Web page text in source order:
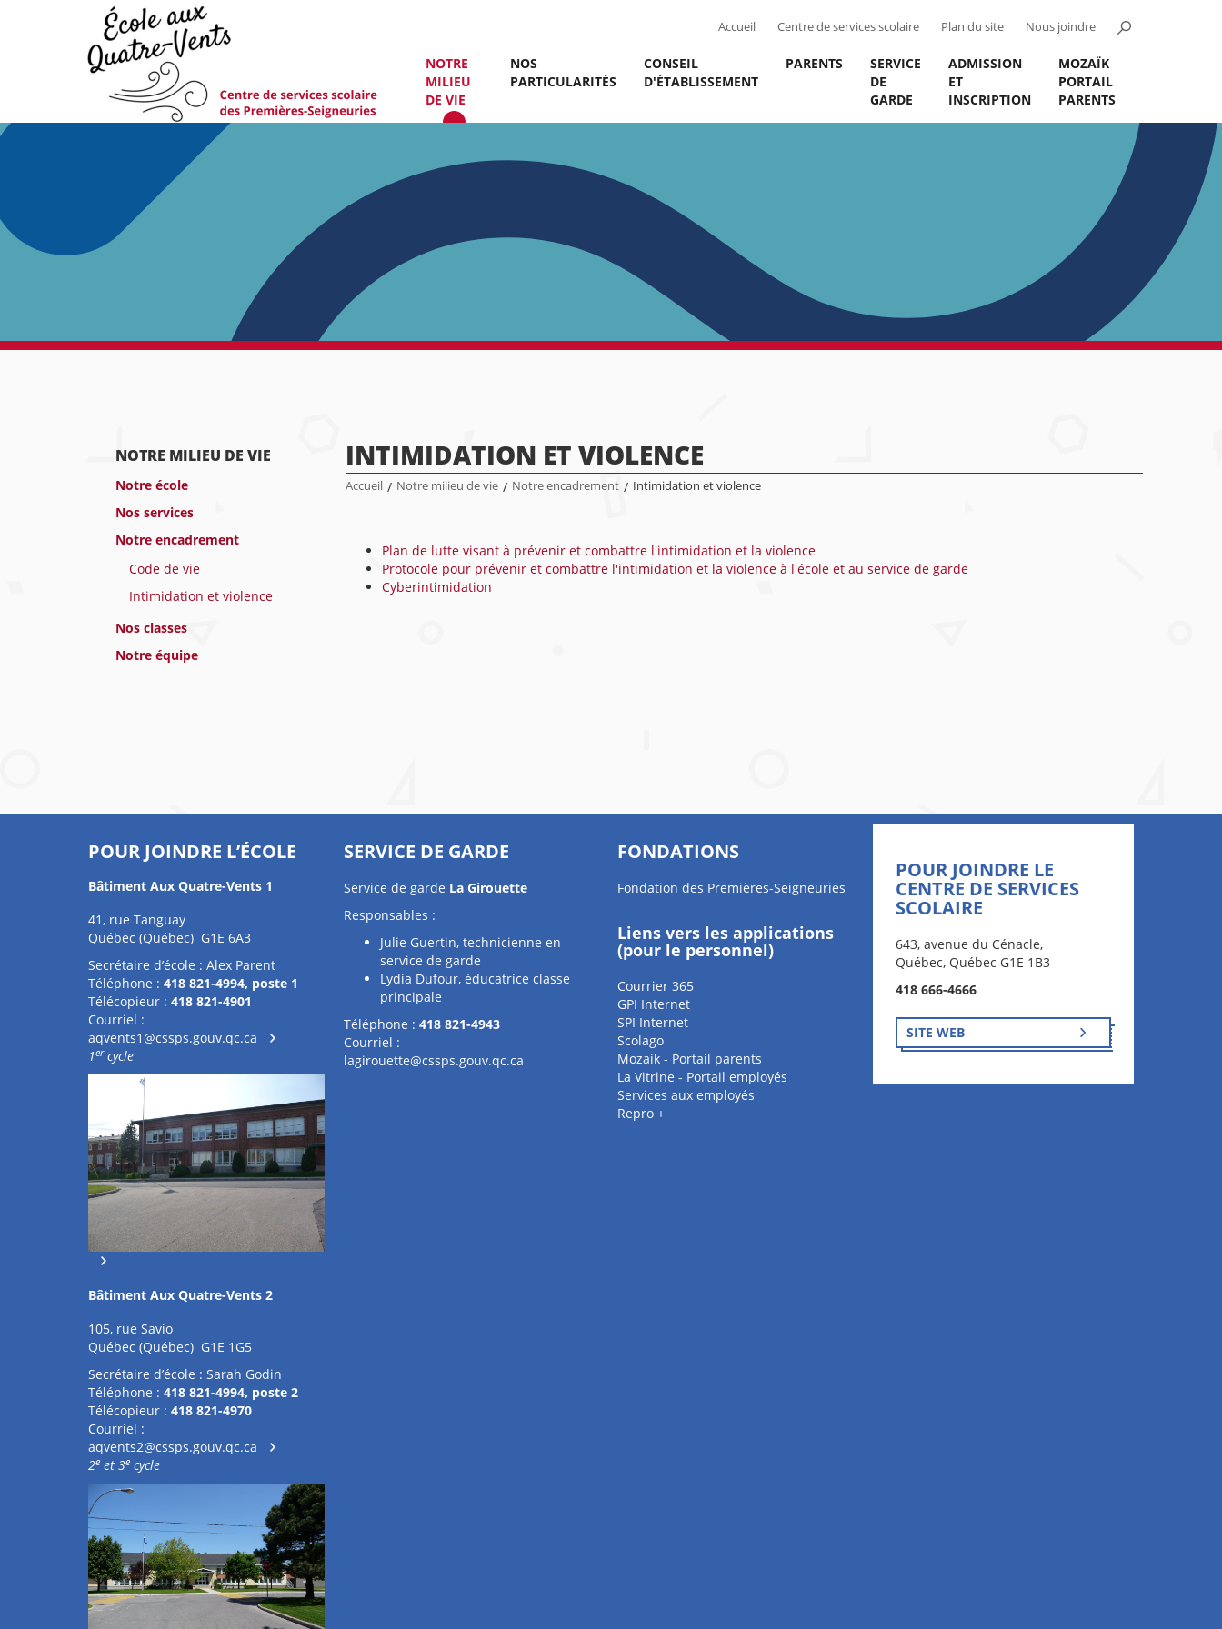
Accueil Centre de services scolaire Plan du site Nous joindre
NOTRE
MILIEU
DE VIE
NOS
PARTICULARITÉS
CONSEIL
D'ÉTABLISSEMENT
PARENTS
SERVICE
DE
GARDE
ADMISSION
ET
INSCRIPTION
MOZAÏK
PORTAIL
PARENTS
NOTRE MILIEU DE VIE
Notre école
Nos services
Notre encadrement
Code de vie
Intimidation et violence
Nos classes
Notre équipe
INTIMIDATION ET VIOLENCE
Accueil / Notre milieu de vie / Notre encadrement / Intimidation et violence
Plan de lutte visant à prévenir et combattre l'intimidation et la violence
Protocole pour prévenir et combattre l'intimidation et la violence à l'école et au service de garde
Cyberintimidation
POUR JOINDRE L’ÉCOLE
Bâtiment Aux Quatre-Vents 1
41, rue Tanguay
Québec (Québec) G1E 6A3
Secrétaire d’école : Alex Parent
Téléphone : 418 821-4994, poste 1
Télécopieur : 418 821-4901
Courriel :
aqvents1@cssps.gouv.qc.ca
1ercycle
Bâtiment Aux Quatre-Vents 2
105, rue Savio
Québec (Québec) G1E 1G5
Secrétaire d’école : Sarah Godin
Téléphone : 418 821-4994, poste 2
Télécopieur : 418 821-4970
Courriel :
aqvents2@cssps.gouv.qc.ca
2e et 3e cycle
SERVICE DE GARDE
Service de garde La Girouette
Responsables :
Julie Guertin, technicienne en
service de garde
Lydia Dufour, éducatrice classe
principale
Téléphone : 418 821-4943
Courriel :
lagirouette@cssps.gouv.qc.ca
FONDATIONS
Fondation des Premières-Seigneuries
Liens vers les applications
(pour le personnel)
Courrier 365
GPI Internet
SPI Internet
Scolago
Mozaik - Portail parents
La Vitrine - Portail employés
Services aux employés
Repro +
POUR JOINDRE LE
CENTRE DE SERVICES
SCOLAIRE
643, avenue du Cénacle,
Québec, Québec G1E 1B3
418 666-4666
SITE WEB